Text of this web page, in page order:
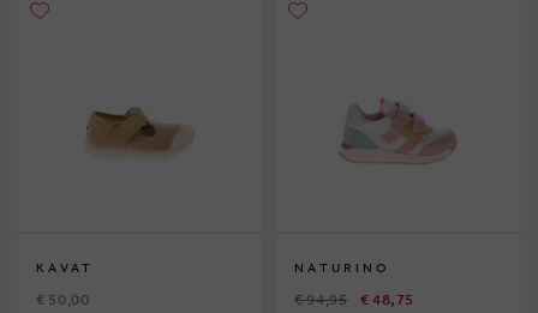
KAVAT
€ 50,00
NATURINO
€ 94,95 € 48,75